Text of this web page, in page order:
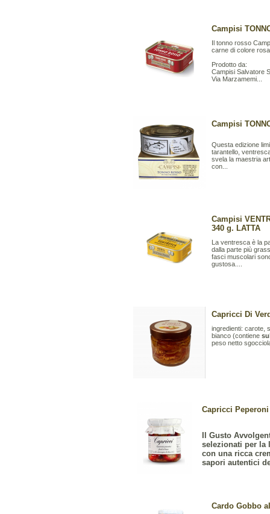
Campisi
Il tonno rosso
carne di colore
Prodotto da:
Campisi Salvatore
Via Marzamemi...
Campisi
Questa edizione
tarantello,
svela la maestria
con...
Campisi
340 g. LATTA
La ventresca è la
dalla parte più
fasci muscolari
gustosa....
Capricci Di
ingredienti: carote,
bianco (contiene
peso netto
Capricci
Il Gusto
selezionati per la
con una ricca
sapori autentici
Cardo Gobbo